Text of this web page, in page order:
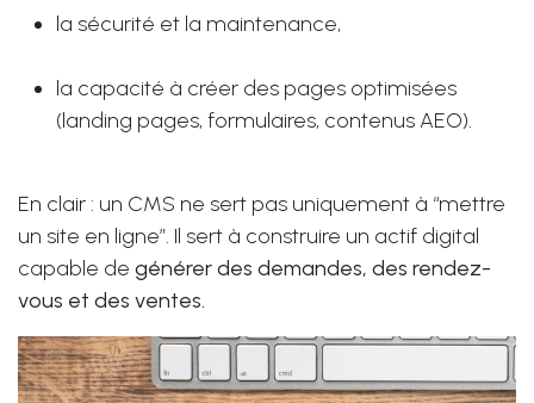
la sécurité et la maintenance,
la capacité à créer des pages optimisées
(landing pages, formulaires, contenus AEO).
En clair : un CMS ne sert pas uniquement à “mettre
un site en ligne”. Il sert à construire un actif digital
capable de générer des demandes, des rendez-
vous et des ventes.